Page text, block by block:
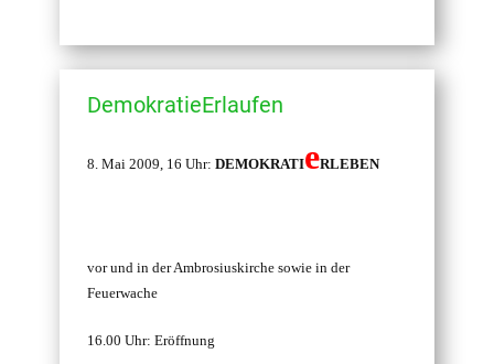
DemokratieErlaufen
8. Mai 2009, 16 Uhr: DEMOKRATIeRLEBEN
vor und in der Ambrosiuskirche sowie in der
Feuerwache
16.00 Uhr: Eröffnung